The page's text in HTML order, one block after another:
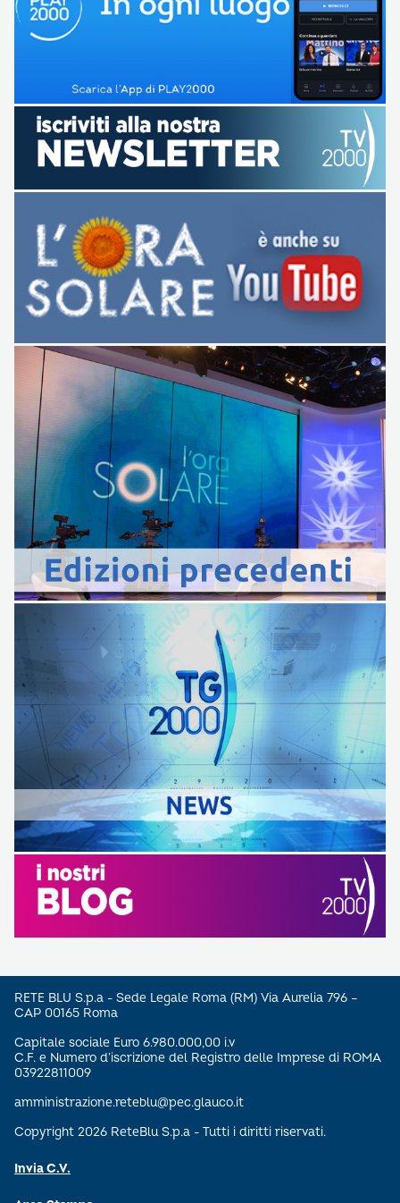
RETE BLU S.p.a - Sede Legale Roma (RM) Via Aurelia 796 –
CAP 00165 Roma
Capitale sociale Euro 6.980.000,00 i.v
C.F. e Numero d’iscrizione del Registro delle Imprese di ROMA
03922811009
amministrazione.reteblu@pec.glauco.it
Copyright 2026 ReteBlu S.p.a - Tutti i diritti riservati.
Invia C.V.